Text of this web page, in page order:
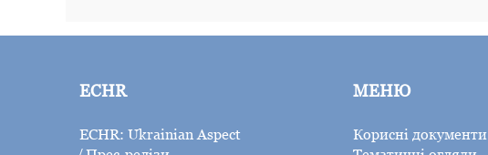
ECHR
ECHR: Ukrainian Aspect
МЕНЮ
Корисні документи